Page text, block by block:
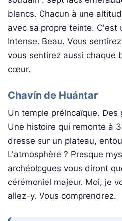
blancs. Chacun à une
avec sa propre teinte. C'est
Intense. Beau. Vous
vous sentirez aussi chaque
cœur.
Chavín de Huántar
Un temple préincaïque. Des
Une histoire qui remonte à
dresse sur un plateau,
L'atmosphère ? Presque
archéologues vous diront
cérémoniel majeur. Moi, je
allez-y. Vous comprendrez.